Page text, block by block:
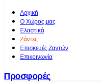
Αρχική
Ο Χώρος μας
Ελαστικά
Ζάντες
Επισκευές Ζαντών
Επικοινωνία
Προσφορές